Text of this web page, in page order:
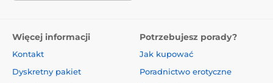
Więcej informacji
Kontakt
Dyskretny pakiet
Potrzebujesz porady?
Jak kupować
Poradnictwo erotyczne